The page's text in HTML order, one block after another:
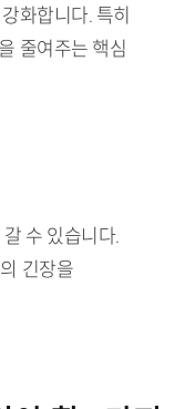
화합니다. 특히
줄여주는 핵심
수 있습니다.
긴장을